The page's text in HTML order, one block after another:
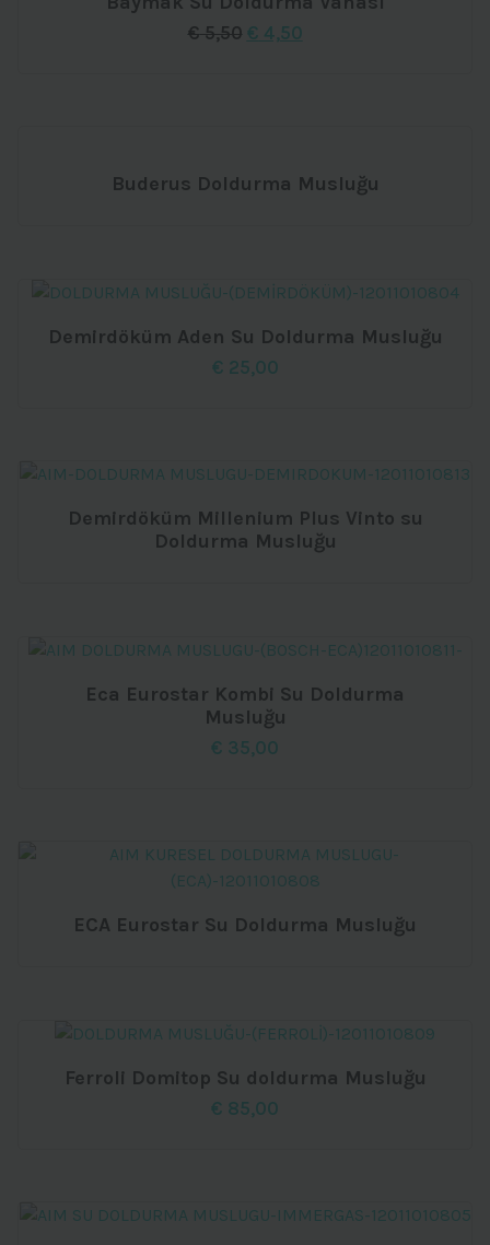
€5,50 Orijinal
€ 4,50Şu
Buderus Doldurma Musluğu
Demirdöküm Aden Su Doldurma Musluğu
€ 25,00
Demirdöküm Millenium Plus Vinto su
Doldurma Musluğu
Eca Eurostar Kombi Su Doldurma
Musluğu
€ 35,00
ECA Eurostar Su Doldurma Musluğu
Ferroli Domitop Su doldurma Musluğu
€ 85,00